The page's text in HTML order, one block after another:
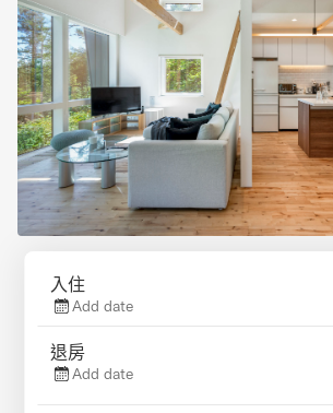
入住
Add date
退房
Add date